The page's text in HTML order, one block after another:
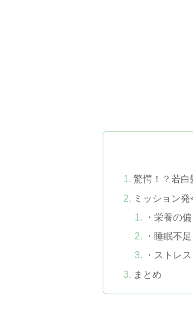
驚愕！？若白
ミッション
・栄養の偏
・睡眠不足
・ストレス
まとめ